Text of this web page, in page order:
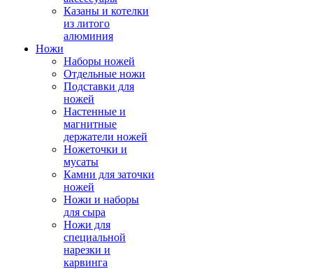
Казаны и котелки
из литого
алюминия
Ножи
Наборы ножей
Отдельные ножи
Подставки для
ножей
Настенные и
магнитные
держатели ножей
Ножеточки и
мусаты
Камни для заточки
ножей
Ножи и наборы
для сыра
Ножи для
специальной
нарезки и
карвинга